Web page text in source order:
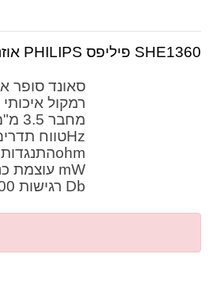
אוזניות כפתור PHILIPS פיליפס SHE1360
סאונד סופר
רמקול איכותי
מחבר 3.5 מ"מ
טווח תדרים 16-20000Hz
התנגדות כניסה 16ohm
עוצמת כניסה מקסימלית 50 mW
רגישות 100 Db